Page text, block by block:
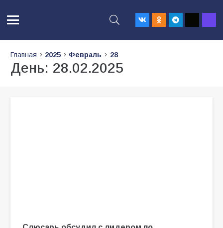
Главная 2025 Февраль 28
День: 28.02.2025